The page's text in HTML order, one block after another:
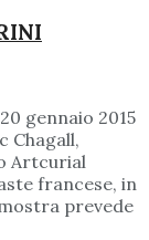
gennaio 2015
Chagall,
Artcurial
francese, in
prevede